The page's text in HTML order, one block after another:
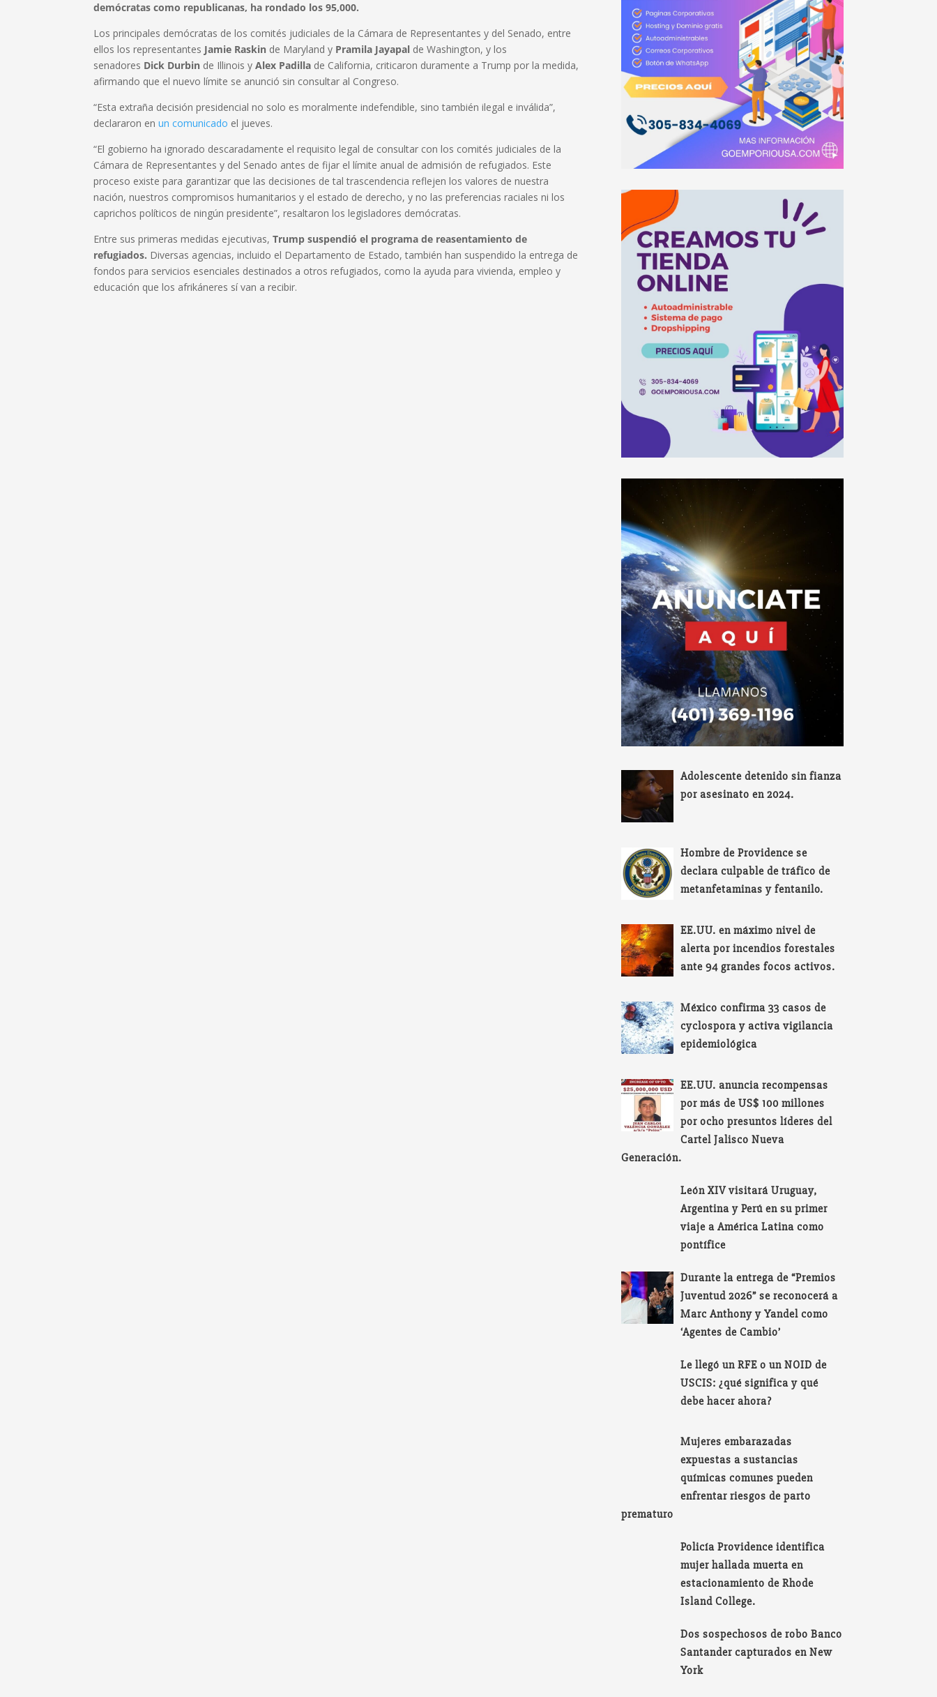
demócratas como republicanas, ha rondado los 95,000.
Los principales demócratas de los comités judiciales de la Cámara de Representantes y del Senado, entre
ellos los representantes Jamie Raskin de Maryland y Pramila Jayapal de Washington, y los
senadores Dick Durbin de Illinois yAlex Padilla de California, criticaron duramente a Trump por la medida,
afirmando que el nuevo límite se anunció sin consultar al Congreso.
“Esta extraña decisión presidencial no solo es moralmente indefendible, sino también ilegal e inválida”,
declararon enun comunicado el jueves.
“El gobierno ha ignorado descaradamente el requisito legal de consultar con los comités judiciales de la
Cámara de Representantes y del Senado antes de fijar el límite anual de admisión de refugiados. Este
proceso existe para garantizar que las decisiones de tal trascendencia reflejen los valores de nuestra
nación, nuestros compromisos humanitarios y el estado de derecho, y no las preferencias raciales ni los
caprichos políticos de ningún presidente”, resaltaron los legisladores demócratas.
Entre sus primeras medidas ejecutivas,Trump suspendió el programa de reasentamiento de
refugiados. Diversas agencias, incluido el Departamento de Estado, también han suspendido la entrega de
fondos para servicios esenciales destinados a otros refugiados, como la ayuda para vivienda, empleo y
educación que los afrikáneres sí van a recibir.
Adolescente detenido sin fianza
por asesinato en 2024.
Hombre de Providence se
declara culpable de tráfico de
metanfetaminas y fentanilo.
EE.UU. en máximo nivel de
alerta por incendios forestales
ante 94 grandes focos activos.
México confirma 33 casos de
cyclospora y activa vigilancia
epidemiológica
EE.UU. anuncia recompensas
por más de US$ 100 millones
por ocho presuntos líderes del
Cartel Jalisco Nueva
Generación.
León XIV visitará Uruguay,
Argentina y Perú en su primer
viaje a América Latina como
pontífice
Durante la entrega de “Premios
Juventud 2026” se reconocerá a
Marc Anthony y Yandel como
‘Agentes de Cambio’
Le llegó un RFE o un NOID de
USCIS: ¿qué significa y qué
debe hacer ahora?
Mujeres embarazadas
expuestas a sustancias
químicas comunes pueden
enfrentar riesgos de parto
prematuro
Policía Providence identifica
mujer hallada muerta en
estacionamiento de Rhode
Island College.
Dos sospechosos de robo Banco
Santander capturados en New
York